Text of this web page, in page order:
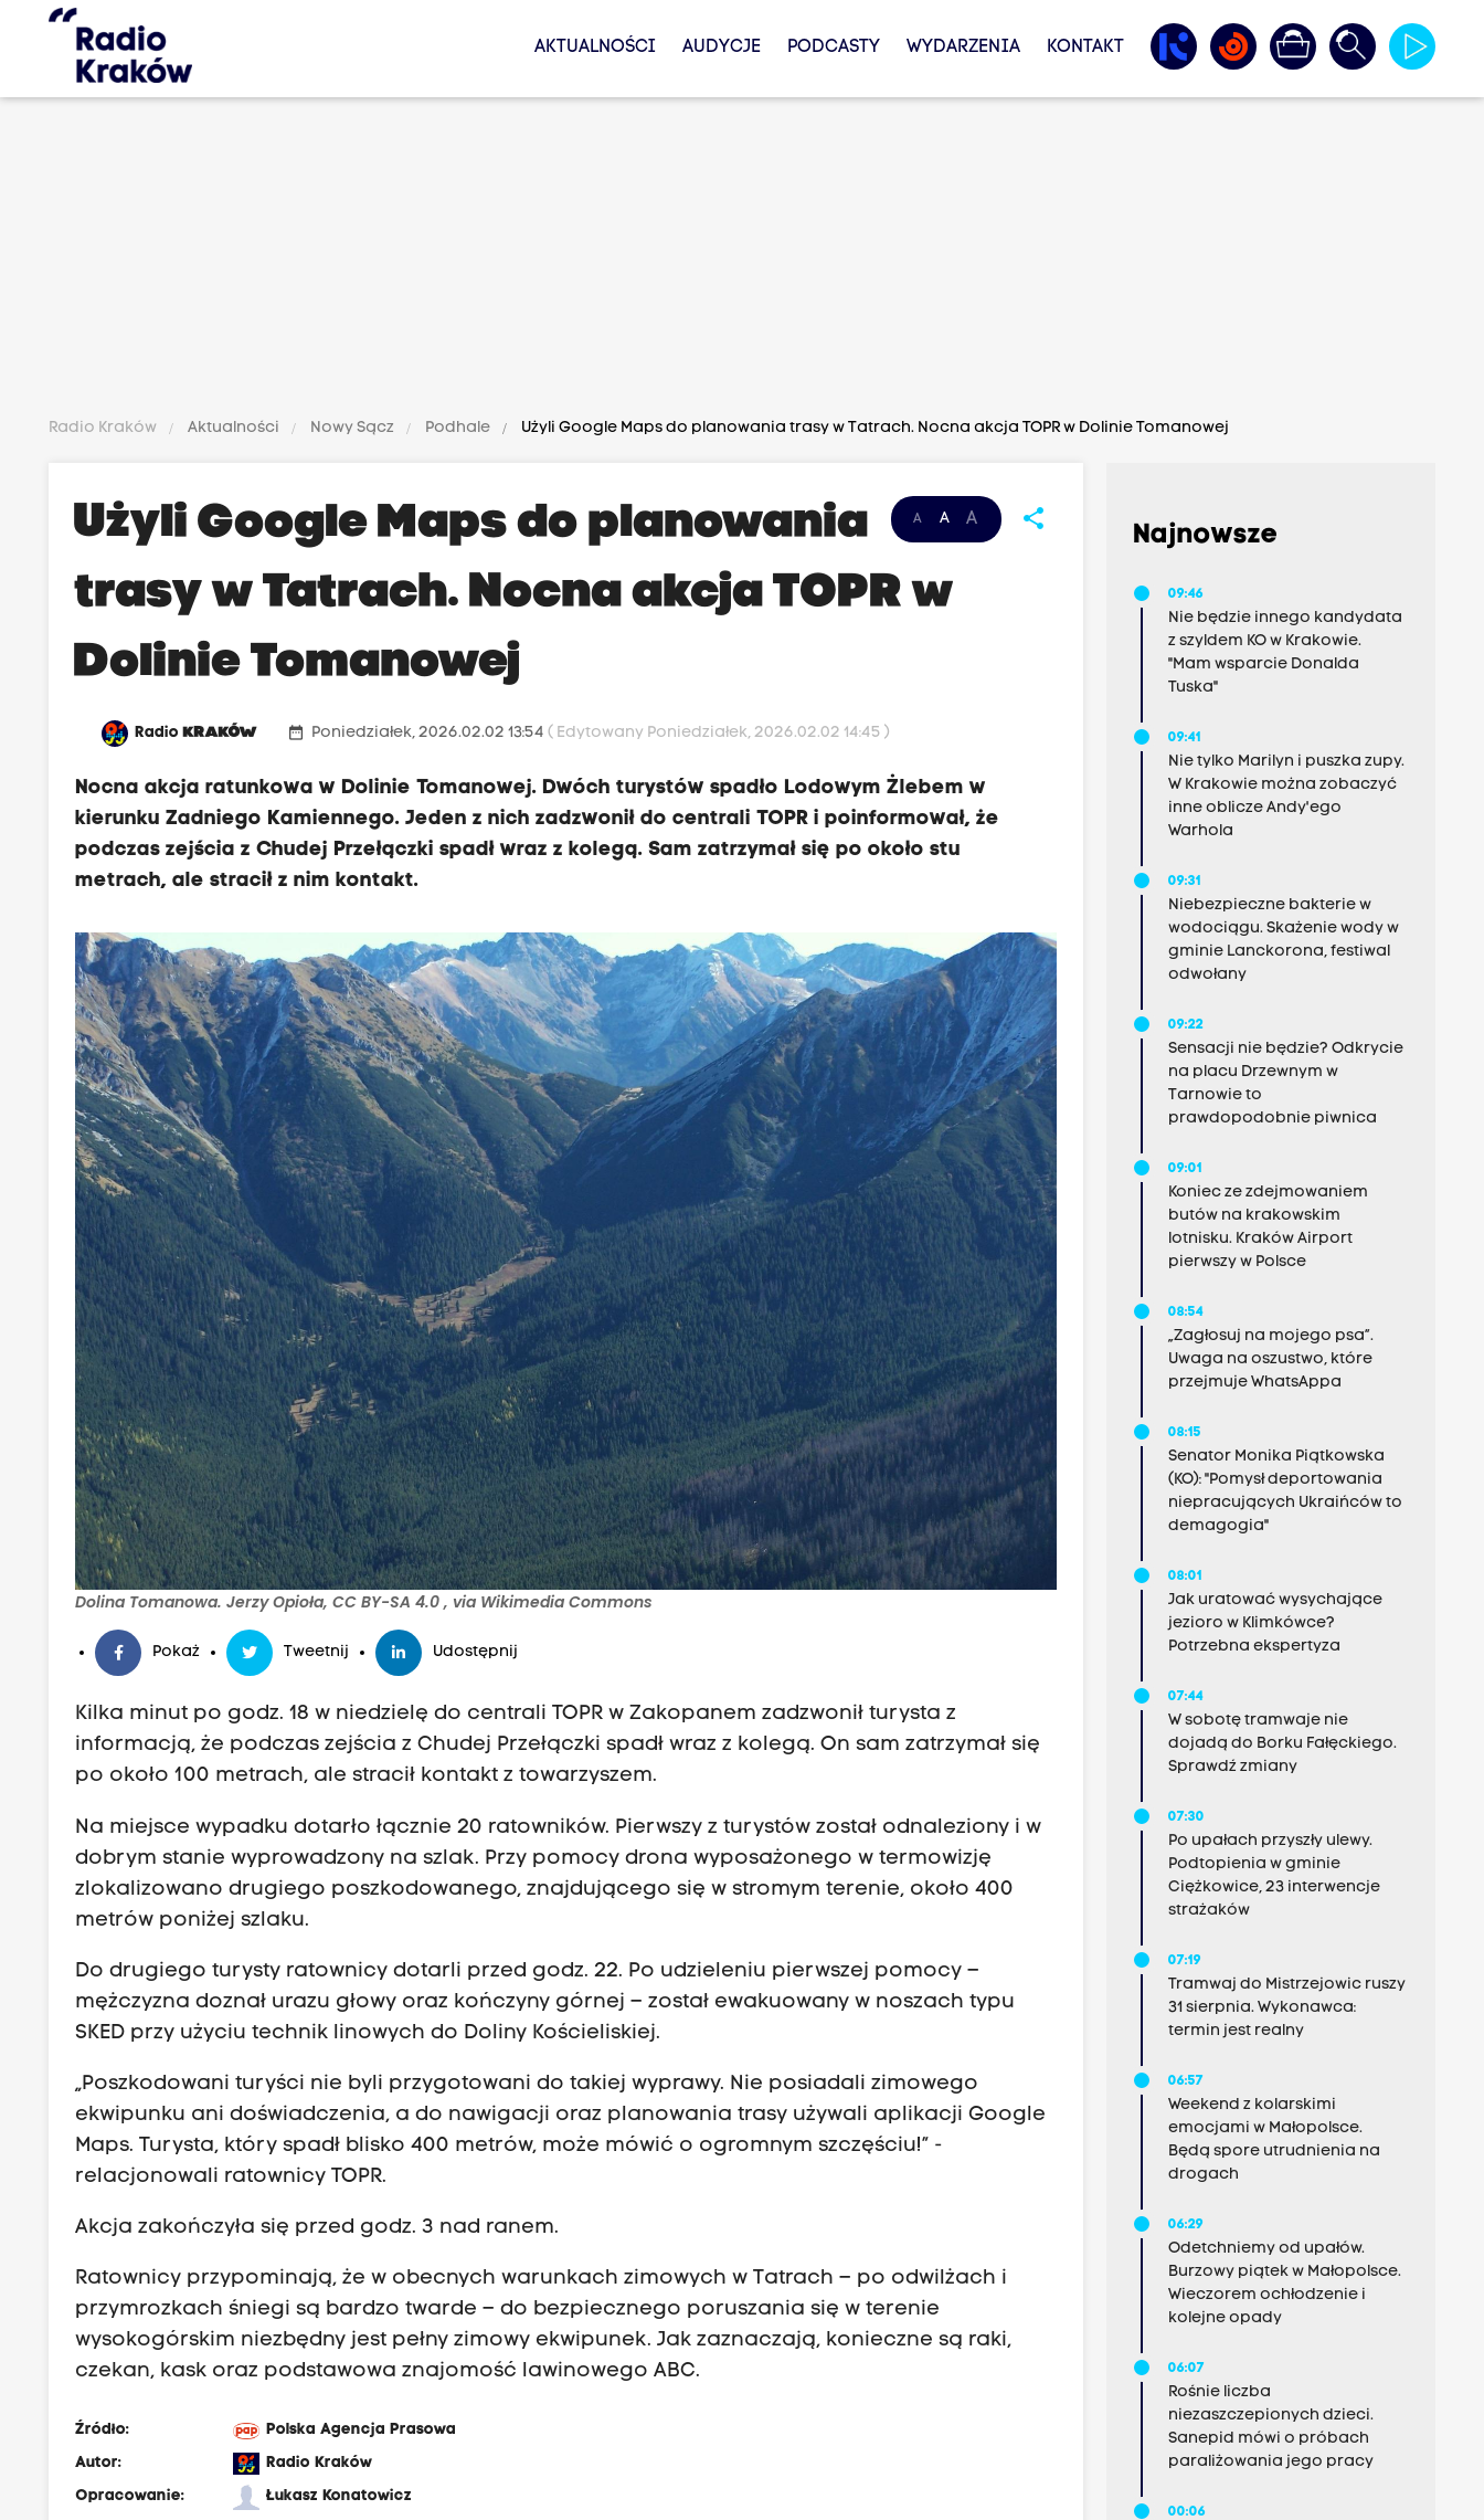
AKTUALNOŚCI AUDYCJE PODCASTY WYDARZENIA KONTAKT
Radio Kraków Aktualności Nowy Sącz Podhale Użyli Google Maps do planowania trasy w Tatrach. Nocna akcja TOPR w Dolinie Tomanowej
A A A share
Użyli Google Maps do planowania
trasy w Tatrach. Nocna akcja TOPR w
Dolinie Tomanowej
RadioKRAKÓW date_range Poniedziałek, 2026.02.02 13:54( Edytowany Poniedziałek, 2026.02.02 14:45 )
Nocna akcja ratunkowa w Dolinie Tomanowej. Dwóch turystów spadło Lodowym Żlebem w
kierunku Zadniego Kamiennego. Jeden z nich zadzwonił do centrali TOPR i poinformował, że
podczas zejścia z Chudej Przełączki spadł wraz z kolegą. Sam zatrzymał się po około stu
metrach, ale stracił z nim kontakt.
Dolina Tomanowa. Jerzy Opioła, CC BY-SA 4.0, via Wikimedia Commons
Pokaż Tweetnij Udostępnij
Kilka minut po godz. 18 w niedzielę do centrali TOPR w Zakopanem zadzwonił turysta z
informacją, że podczas zejścia z Chudej Przełączki spadł wraz z kolegą. On sam zatrzymał się
po około 100 metrach, ale stracił kontakt z towarzyszem.
Na miejsce wypadku dotarło łącznie 20 ratowników. Pierwszy z turystów został odnaleziony i w
dobrym stanie wyprowadzony na szlak. Przy pomocy drona wyposażonego w termowizję
zlokalizowano drugiego poszkodowanego, znajdującego się w stromym terenie, około 400
metrów poniżej szlaku.
Do drugiego turysty ratownicy dotarli przed godz. 22. Po udzieleniu pierwszej pomocy –
mężczyzna doznał urazu głowy oraz kończyny górnej – został ewakuowany w noszach typu
SKED przy użyciu technik linowych do Doliny Kościeliskiej.
„Poszkodowani turyści nie byli przygotowani do takiej wyprawy. Nie posiadali zimowego
ekwipunku ani doświadczenia, a do nawigacji oraz planowania trasy używali aplikacji Google
Maps. Turysta, który spadł blisko 400 metrów, może mówić o ogromnym szczęściu!” -
relacjonowali ratownicy TOPR.
Akcja zakończyła się przed godz. 3 nad ranem.
Ratownicy przypominają, że w obecnych warunkach zimowych w Tatrach – po odwilżach i
przymrozkach śniegi są bardzo twarde – do bezpiecznego poruszania się w terenie
wysokogórskim niezbędny jest pełny zimowy ekwipunek. Jak zaznaczają, konieczne są raki,
czekan, kask oraz podstawowa znajomość lawinowego ABC.
Źródło:
Polska Agencja Prasowa
Autor:
Radio Kraków
Opracowanie:
Łukasz Konatowicz
Najnowsze
09:46
Nie będzie innego kandydata
z szyldem KO w Krakowie.
"Mam wsparcie Donalda
Tuska"
09:41
Nie tylko Marilyn i puszka zupy.
W Krakowie można zobaczyć
inne oblicze Andy'ego
Warhola
09:31
Niebezpieczne bakterie w
wodociągu. Skażenie wody w
gminie Lanckorona, festiwal
odwołany
09:22
Sensacji nie będzie? Odkrycie
na placu Drzewnym w
Tarnowie to
prawdopodobnie piwnica
09:01
Koniec ze zdejmowaniem
butów na krakowskim
lotnisku. Kraków Airport
pierwszy w Polsce
08:54
„Zagłosuj na mojego psa”.
Uwaga na oszustwo, które
przejmuje WhatsAppa
08:15
Senator Monika Piątkowska
(KO): "Pomysł deportowania
niepracujących Ukraińców to
demagogia"
08:01
Jak uratować wysychające
jezioro w Klimkówce?
Potrzebna ekspertyza
07:44
W sobotę tramwaje nie
dojadą do Borku Fałęckiego.
Sprawdź zmiany
07:30
Po upałach przyszły ulewy.
Podtopienia w gminie
Ciężkowice, 23 interwencje
strażaków
07:19
Tramwaj do Mistrzejowic ruszy
31 sierpnia. Wykonawca:
termin jest realny
06:57
Weekend z kolarskimi
emocjami w Małopolsce.
Będą spore utrudnienia na
drogach
06:29
Odetchniemy od upałów.
Burzowy piątek w Małopolsce.
Wieczorem ochłodzenie i
kolejne opady
06:07
Rośnie liczba
niezaszczepionych dzieci.
Sanepid mówi o próbach
paraliżowania jego pracy
00:06